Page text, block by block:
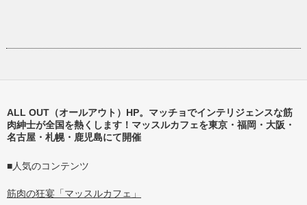
ALL OUT（オールアウト）HP。マッチョでインテリジェンスな筋
肉紳士が全国を熱くします！マッスルカフェを東京・福岡・大阪・
名古屋・札幌・鹿児島にて開催
■人気のコンテンツ
筋肉の狂宴「マッスルカフェ」